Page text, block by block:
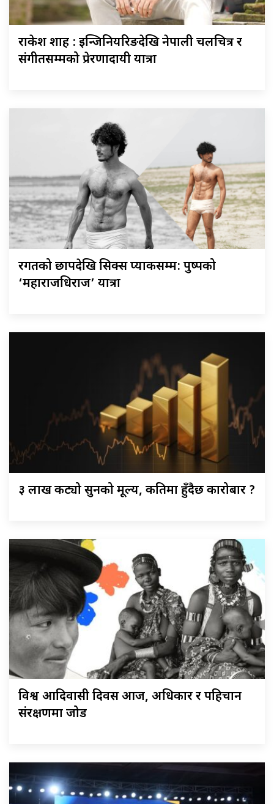
राकेश शाह : इन्जिनियरिङदेखि नेपाली चलचित्र र
संगीतसम्मको प्रेरणादायी यात्रा
रगतको छापदेखि सिक्स प्याकसम्म: पुष्पको
‘महाराजधिराज’ यात्रा
३ लाख कट्यो सुनको मूल्य, कतिमा हुँदैछ कारोबार ?
विश्व आदिवासी दिवस आज, अधिकार र पहिचान
संरक्षणमा जोड